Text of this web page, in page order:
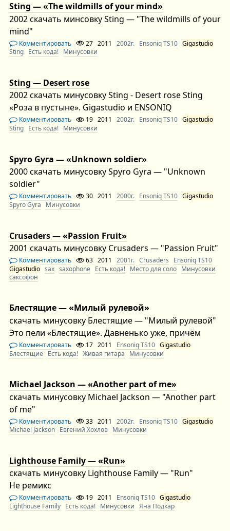
Sting — «The wildmills of your mind»
2002 скачать минсовку Sting — "The wildmills of your
mind"
Комментировать 27 2011 2002г. Ensoniq TS10 Gigastudio
Sting Есть кода! Минусовки
Sting — Desert rose
2002 скачать минусовку Sting - Desert rose Sting
«Роза в пустыне». Gigastudio и ENSONIQ
Комментировать 19 2011 2002г. Ensoniq TS10 Gigastudio
Sting Есть кода! Минусовки
Spyro Gyra — «Unknown soldier»
2000 скачать минусовку Spyro Gyra — "Unknown
soldier"
Комментировать 30 2011 2000г. Ensoniq TS10 Gigastudio
Spyro Gyra
Минусовки
Crusaders — «Passion Fruit»
2001 скачать минусовку Crusaders — "Passion Fruit"
Комментировать 63 2011 2001г. Crusaders
Ensoniq TS10
Gigastudio sax saxophone Есть кода! Место для соло Минусовки
саксофон
Блестящие — «Милый рулевой»
скачать минусовку Блестящие — "Милый рулевой"
Это пели «Блестящие». Давненько уже, причём
Комментировать 17 2011 Ensoniq TS10 Gigastudio
Блестящие Есть кода! Живая гитара Минусовки
Michael Jackson — «Another part of me»
скачать минусовку Michael Jackson — "Another part
of me"
Комментировать 33 2011 2002г. Ensoniq TS10 Gigastudio
Michael Jackson Евгений Хохлов Минусовки
Lighthouse Family — «Run»
скачать минусовку Lighthouse Family — "Run"
Не ремикс
Комментировать 19 2011 Ensoniq TS10 Gigastudio
Lighthouse Family Есть кода! Минусовки Яна Подкар